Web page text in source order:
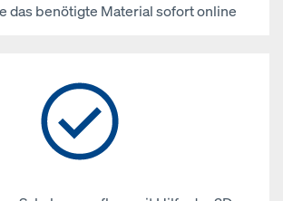
das benötigte Material sofort online